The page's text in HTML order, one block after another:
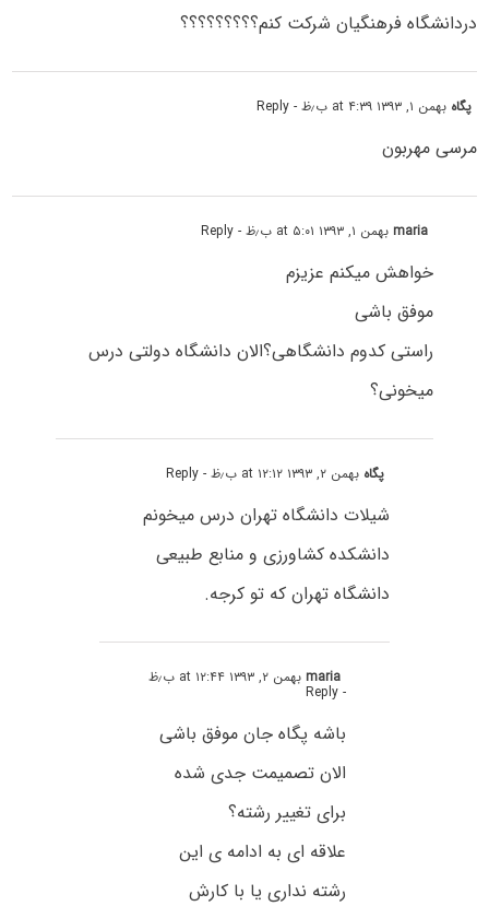
دردانشگاه فرهنگیان شرکت کنم؟؟؟؟؟؟؟؟؟
پگاه بهمن ۱, ۱۳۹۳ at ۴:۳۹ ب٫ظ - Reply
مرسی مهربون
mariaبهمن ۱, ۱۳۹۳ at ۵:۰۱ ب٫ظ - Reply
خواهش میکنم عزیزم
موفق باشی
راستی کدوم دانشگاهی؟الان دانشگاه دولتی درس
میخونی؟
پگاه بهمن ۲, ۱۳۹۳ at ۱۲:۱۲ ب٫ظ - Reply
شیلات دانشگاه تهران درس میخونم
دانشکده کشاورزی و منابع طبیعی
دانشگاه تهران که تو کرجه.
mariaبهمن ۲, ۱۳۹۳ at ۱۲:۴۴ ب٫ظ
- Reply
باشه پگاه جان موفق باشی
الان تصمیمت جدی شده
برای تغییر رشته؟
علاقه ای به ادامه ی این
رشته نداری یا با کارش